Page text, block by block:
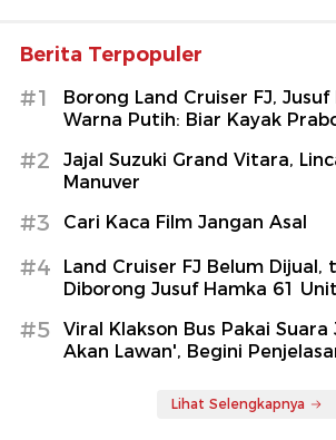
Berita Terpopuler
#1
Borong Land Cruiser FJ,
Warna Putih: Biar Kayak
#2
Jajal Suzuki Grand Vitara,
Manuver
#3 Cari Kaca Film Jangan Asal
#4
Land Cruiser FJ Belum Dijual,
Diborong Jusuf Hamka 61 Unit
#5
Viral Klakson Bus Pakai Suara
Akan Lawan', Begini
Lihat Selengkapnya